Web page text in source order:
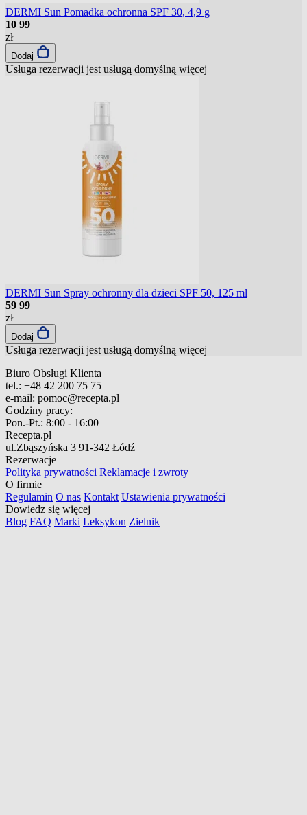
DERMI Sun Pomadka ochronna SPF 30, 4,9 g
10 99
zł
Dodaj
Usługa rezerwacji jest usługą domyślną więcej
DERMI Sun Spray ochronny dla dzieci SPF 50, 125 ml
59 99
zł
Dodaj
Usługa rezerwacji jest usługą domyślną więcej
Biuro Obsługi Klienta
tel.: +48 42 200 75 75
e-mail: pomoc@recepta.pl
Godziny pracy:
Pon.-Pt.: 8:00 - 16:00
Recepta.pl
ul.Zbąszyńska 3 91-342 Łódź
Rezerwacje
Polityka prywatności Reklamacje i zwroty
O firmie
Regulamin O nas Kontakt Ustawienia prywatności
Dowiedz się więcej
Blog FAQ Marki Leksykon Zielnik